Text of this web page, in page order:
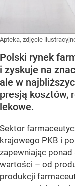
Apteka, zdjęcie
Polski rynek
i zyskuje na
ale w
presją kosztów,
lekowe.
Sektor
krajowego PKB i
zapewniając ponad
wartości – od
produkcji